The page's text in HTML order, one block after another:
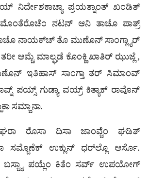
ನಿರ್ದೇಶಕಾಚ್ಯಾ ಪ್ರಯತ್ನಾಂತ್ ಖಂಡಿತ್
ನಟನ್ ಆನಿ ತಾಚೊ ಪಾತ್ರ್
ನಾಯಕ್‌ಚ್ ತೊ ಮುಣೊನ್ ಸಾಂಗ್ಲ್ಯಾರ್
ಆಮ್ಚೆ ಮಾಲ್ಘಡೆ ಕೊಂಕ್ಣಿ ಖಾತಿರ್ ಝುಜ್ಲೆ ,
ಇತಿಹಾಸ್ ಸಾಂಗ್ತಾ ತರ್ ಸಿಮಾಂವ್
ಪಯ್ಸ್ ಗುಡ್ಯಾ ವಯ್ರ್ ಕಿತ್ಯಾಕ್ ರಾವೊನ್
ಸಮ್ಜಾನಾ.
ಘರಾ ರೊಸಾ ದಿಸಾ ಜಾಂವ್ಚೆಂ ಘಡಿತ್
ಸಮ್ಜೊಣೆಕ್ ಉಕ್ಲುನ್ ಧರ್‌ಲ್ಲೊ ಆರ್ಸೊ.
ಪಯ್ಲೆಂ ಕಿತೆಂ ಸರ್ವ್ ಉಪಯೋಗ್